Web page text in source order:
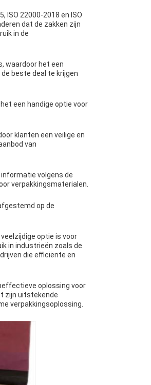
ISO 22000-2018 en ISO
dat de zakken zijn
in de
waardoor het een
beste deal te krijgen
een handige optie voor
klanten een veilige en
van
volgens de
verpakkingsmaterialen.
op de
optie is voor
in industrieën zoals de
die efficiënte en
oplossing voor
zijn uitstekende
verpakkingsoplossing.